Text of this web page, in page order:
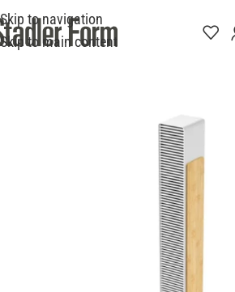
Skip to navigation
Skip to main content